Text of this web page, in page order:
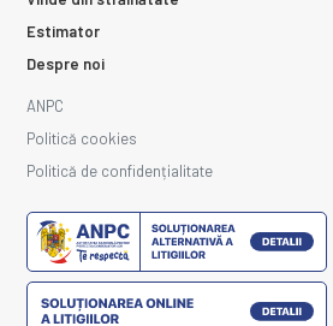
Estimator
Despre noi
ANPC
Politică cookies
Politică de confidențialitate